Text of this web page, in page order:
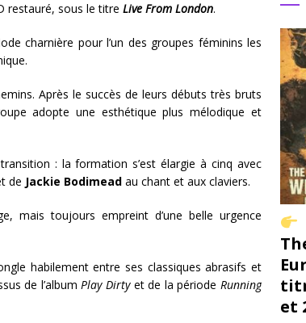
restauré, sous le titre Live From London.
charnière pour l’un des groupes féminins les
Après le succès de leurs débuts très bruts
adopte une esthétique plus mélodique et
: la formation s’est élargie à cinq avec
de Jackie Bodimeadau chant et aux claviers.
mais toujours empreint d’une belle urgence
habilement entre ses classiques abrasifs et
de l’albumPlay Dirtyet de la période Running
et